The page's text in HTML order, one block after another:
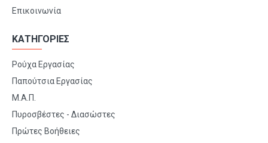
Επικοινωνία
ΚΑΤΗΓΟΡΙΕΣ
Ρούχα Εργασίας
Παπούτσια Εργασίας
Μ.Α.Π.
Πυροσβέστες - Διασώστες
Πρώτες Βοήθειες